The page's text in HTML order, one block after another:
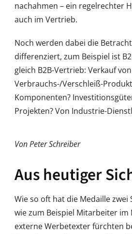
nachahmen – ein regelrechter
auch im Vertrieb.
Noch werden dabei die
differenziert, zum Beispiel ist
gleich B2B-Vertrieb: Verkauf von
Verbrauchs-/Verschleiß-
Komponenten?
Projekten? Von Industrie-
Von Peter Schreiber
Aus heutiger
Wie so oft hat die Medaille zwei
wie zum Beispiel Mitarbeiter
externe Werbetexter fürchten